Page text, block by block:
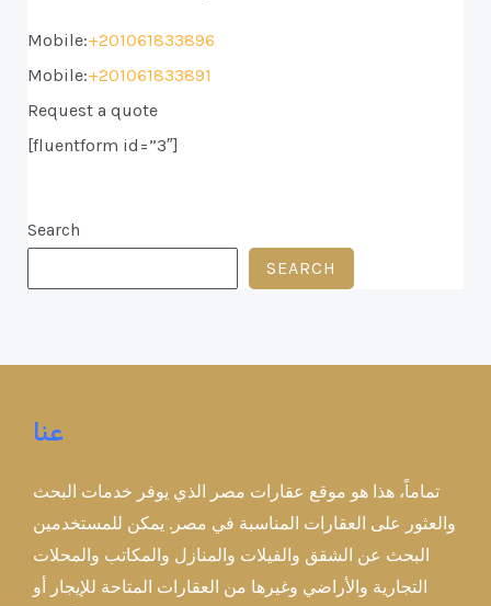
Mobile:+201061833896
Mobile:+201061833891
Request a quote
[fluentform id=”3″]
Search
SEARCH
عنا
تماماً، هذا هو موقع عقارات مصر الذي يوفر خدمات البحث
والعثور على العقارات المناسبة في مصر. يمكن للمستخدمين
البحث عن الشقق والفيلات والمنازل والمكاتب والمحلات
التجارية والأراضي وغيرها من العقارات المتاحة للإيجار أو